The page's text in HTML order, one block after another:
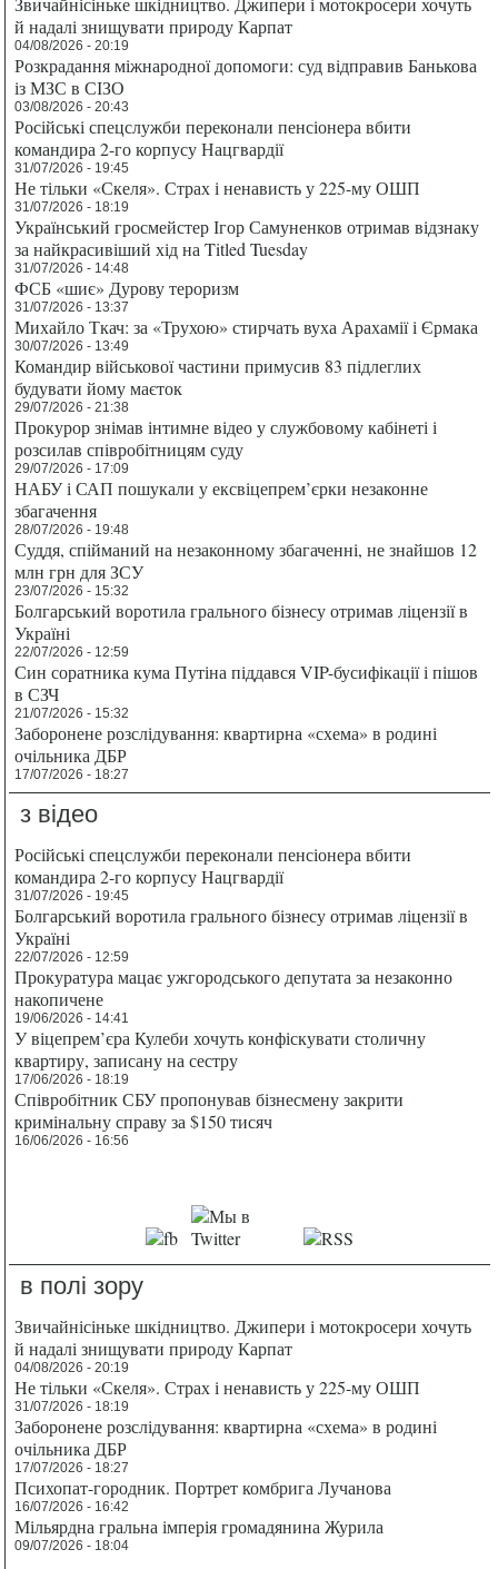
й надалі знищувати природу Карпат
04/08/2026 - 20:19
Розкрадання міжнародної допомоги: суд відправив Банькова
із МЗС в СІЗО
03/08/2026 - 20:43
Російські спецслужби переконали пенсіонера вбити
командира 2-го корпусу Нацгвардії
31/07/2026 - 19:45
Не тільки «Скеля». Страх і ненависть у 225-му ОШП
31/07/2026 - 18:19
Український гросмейстер Ігор Самуненков отримав відзнаку
за найкрасивіший хід на Titled Tuesday
31/07/2026 - 14:48
ФСБ «шиє» Дурову тероризм
31/07/2026 - 13:37
Михайло Ткач: за «Трухою» стирчать вуха Арахамії і Єрмака
30/07/2026 - 13:49
Командир військової частини примусив 83 підлеглих
будувати йому маєток
29/07/2026 - 21:38
Прокурор знімав інтимне відео у службовому кабінеті і
розсилав співробітницям суду
29/07/2026 - 17:09
НАБУ і САП пошукали у ексвіцепрем’єрки незаконне
збагачення
28/07/2026 - 19:48
Суддя, спійманий на незаконному збагаченні, не знайшов 12
млн грн для ЗСУ
23/07/2026 - 15:32
Болгарський воротила грального бізнесу отримав ліцензії в
Україні
22/07/2026 - 12:59
Син соратника кума Путіна піддався VIP-бусифікації і пішов
в СЗЧ
21/07/2026 - 15:32
Заборонене розслідування: квартирна «схема» в родині
очільника ДБР
17/07/2026 - 18:27
з відео
Російські спецслужби переконали пенсіонера вбити
командира 2-го корпусу Нацгвардії
31/07/2026 - 19:45
Болгарський воротила грального бізнесу отримав ліцензії в
Україні
22/07/2026 - 12:59
Прокуратура мацає ужгородського депутата за незаконно
накопичене
19/06/2026 - 14:41
У віцепрем’єра Кулеби хочуть конфіскувати столичну
квартиру, записану на сестру
17/06/2026 - 18:19
Співробітник СБУ пропонував бізнесмену закрити
кримінальну справу за $150 тисяч
16/06/2026 - 16:56
в полі зору
Звичайнісіньке шкідництво. Джипери і мотокросери хочуть
й надалі знищувати природу Карпат
04/08/2026 - 20:19
Не тільки «Скеля». Страх і ненависть у 225-му ОШП
31/07/2026 - 18:19
Заборонене розслідування: квартирна «схема» в родині
очільника ДБР
17/07/2026 - 18:27
Психопат-городник. Портрет комбрига Лучанова
16/07/2026 - 16:42
Мільярдна гральна імперія громадянина Журила
09/07/2026 - 18:04